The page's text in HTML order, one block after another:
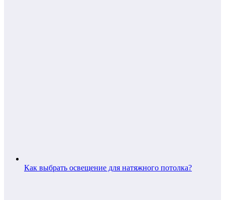
Как выбрать освещение для натяжного потолка?